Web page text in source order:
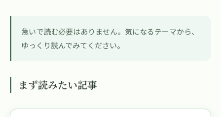
急いで読む必要はありません。気になるテーマから、
ゆっくり読んでみてください。
まず読みたい記事